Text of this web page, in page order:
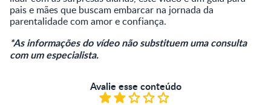
pais e mães que buscam embarcar na jornada da
parentalidade com amor e confiança.
*As informações do vídeo não substituem uma consulta
com um especialista.
Avalie esse conteúdo